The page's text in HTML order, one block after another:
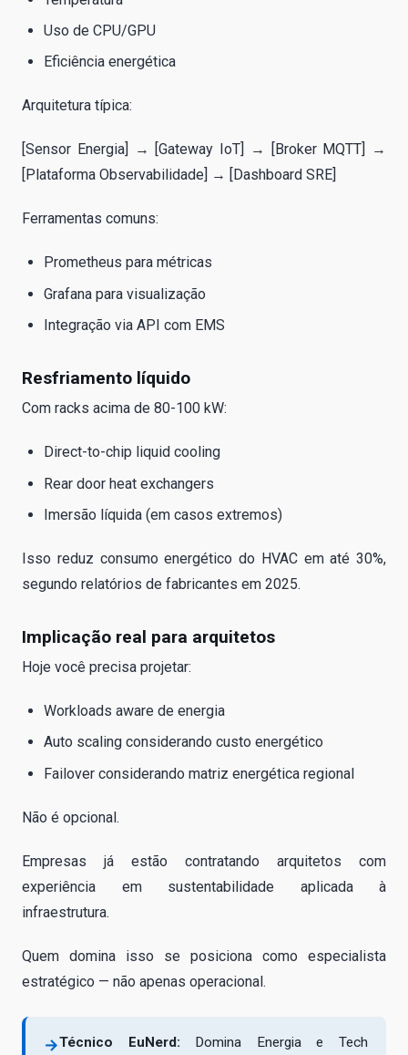
Uso de CPU/GPU
Eficiência energética
Arquitetura típica:
[Sensor Energia] → [Gateway IoT] → [Broker MQTT] →
[Plataforma Observabilidade] → [Dashboard SRE]
Ferramentas comuns:
Prometheus para métricas
Grafana para visualização
Integração via API com EMS
Resfriamento líquido
Com racks acima de 80-100 kW:
Direct-to-chip liquid cooling
Rear door heat exchangers
Imersão líquida (em casos extremos)
Isso reduz consumo energético do HVAC em até 30%,
segundo relatórios de fabricantes em 2025.
Implicação real para arquitetos
Hoje você precisa projetar:
Workloads aware de energia
Auto scaling considerando custo energético
Failover considerando matriz energética regional
Não é opcional.
Empresas já estão contratando arquitetos com
experiência em sustentabilidade aplicada à
infraestrutura.
Quem domina isso se posiciona como especialista
estratégico — não apenas operacional.
→Técnico EuNerd: Domina Energia e Tech